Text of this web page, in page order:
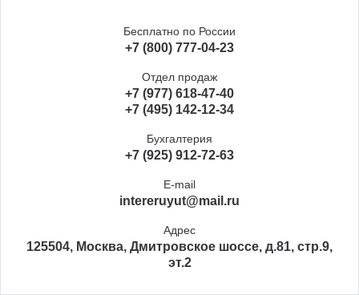
Бесплатно по России
+7 (800) 777-04-23
Отдел продаж
+7 (977) 618-47-40
+7 (495) 142-12-34
Бухгалтерия
+7 (925) 912-72-63
E-mail
intereruyut@mail.ru
Адрес
125504, Москва, Дмитровское шоссе, д.81, стр.9,
эт.2